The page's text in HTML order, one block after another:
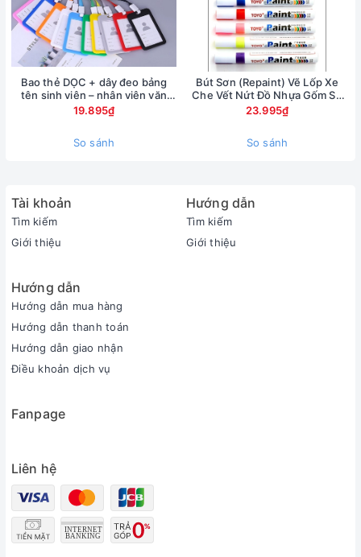
Bao thẻ DỌC + dây đeo bảng
tên sinh viên – nhân viên văn
phòng (10 màu sắc)
19.895₫
So sánh
Bút Sơn (Repaint) Vẽ Lốp Xe
Che Vết Nứt Đồ Nhựa Gốm Sứ
Màu Sơn Bền, Độ Kết Dính Cao,
Phù Hợp Với Hầu Hết Các Chất
23.995₫
So sánh
Tài khoản
Tìm kiếm
Giới thiệu
Hướng dẫn
Tìm kiếm
Giới thiệu
Hướng dẫn
Hướng dẫn mua hàng
Hướng dẫn thanh toán
Hướng dẫn giao nhận
Điều khoản dịch vụ
Fanpage
Liên hệ